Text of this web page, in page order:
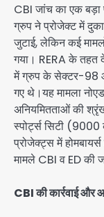
CBI जांच का एक
ग्रुप ने प्रोजेक्ट में
जुटाई, लेकिन कई
गया। RERA के तहत
में ग्रुप के सेक्टर-98
गए थे।यह मामला
अनियमितताओं की
स्पोर्ट्स सिटी (9000
प्रोजेक्ट्स में
मामले CBI व ED की
CBI की कार्रवाई और